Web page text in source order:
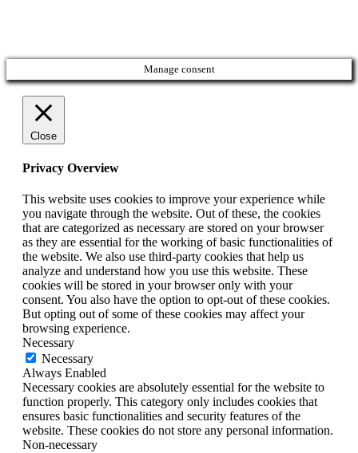
Manage consent
Close
Privacy Overview
This website uses cookies to improve your experience while
you navigate through the website. Out of these, the cookies
that are categorized as necessary are stored on your browser
as they are essential for the working of basic functionalities of
the website. We also use third-party cookies that help us
analyze and understand how you use this website. These
cookies will be stored in your browser only with your
consent. You also have the option to opt-out of these cookies.
But opting out of some of these cookies may affect your
browsing experience.
Necessary
Necessary
Always Enabled
Necessary cookies are absolutely essential for the website to
function properly. This category only includes cookies that
ensures basic functionalities and security features of the
website. These cookies do not store any personal information.
Non-necessary